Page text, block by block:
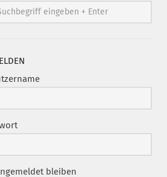
bleiben